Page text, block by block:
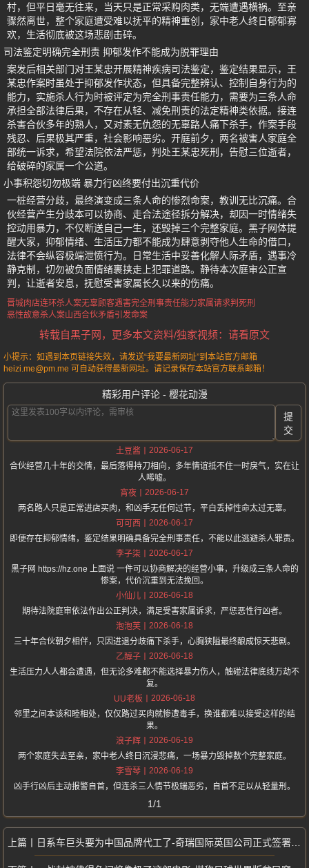
村，但平日毫无往来，当天只是正常采购肉类，无端遭遇横祸。至亲
骤然离世，整个家庭遭受难以抚平的精神重创，家中老人终日郁郁寡
欢，生活彻底被这场悲剧击碎。
司法鉴定明确完全刑责 抑郁发作不能成为脱罪理由
案发后相关部门对王某忠开展精神疾病司法鉴定，鉴定结果显示，王
某忠作案时虽处于抑郁发作状态，但具备完整辨认、控制自身行为的
能力，实施杀人行为时被评定为完全刑事责任能力，需要为三条人命
承担全部法律后果，不存在从轻、减免刑责的法定精神类依据。接连
杀害合伙多年的熟人，又对素无仇怨的无辜路人痛下杀手，作案手段
残忍、后果极其严重，社会影响恶劣。开庭前夕，两名被害人家庭全
部统一诉求，希望法院依法严惩，判处王某忠死刑，告慰三位逝者，
给破碎的家属一个公道。
小事积怨切勿极端 暴力行凶终要付出沉重代价
一桩经营分歧，最终演变成三条人命的惨烈命案，教训无比沉痛。合
伙经营产生分歧本可以协商、走合法途径拆分解决，却因一时情绪失
控动用暴力，不仅断送自己一生，还毁掉三个完整家庭。黑子网体提
醒大家，抑郁情绪、生活压力都不能成为肆意剥夺他人生命的借口，
法律不会纵容极端泄愤行为。日常生活中妥善化解人际矛盾，遇事冷
静克制，切勿被负面情绪裹挟走上犯罪道路。静待本次庭审公正宣
判，让逝者安息，抚慰受害家属长久以来的伤痛。
晋城肉店连环杀人案无辜顾客遇害完全刑事责任能力家属请求判死刑
恶性故意杀人案山西合伙矛盾引发命案
转载自黑子网，更多本文资料/独家视频：请看原文
小提示：如遇到本页链接失效，请发送“我要最新网址”到本站官方邮箱
heizi.me@pm.me 可自动获得最新网址。请记录保存本站官方联系邮箱！
精彩用户评论 - 樱花动漫
提
交
土豆酱
2026-06-17
合伙经营几十年的交情，最后落得持刀相向，多年情谊抵不住一时戾气，实在让
人唏嘘。
宵夜
2026-06-17
两名路人只是正常进店买肉，和凶手无任何过节，平白丢掉性命太过无辜。
可可西
2026-06-17
即便存在抑郁情绪，鉴定结果明确具备完全刑事责任，不能以此逃避杀人罪责。
李子柒
2026-06-17
黑子网 https://hz.one 上面说 一件可以协商解决的经营小事，升级成三条人命的
惨案，代价沉重到无法挽回。
小仙儿
2026-06-18
期待法院庭审依法作出公正判决，满足受害家属诉求，严惩恶性行凶者。
泡泡芙
2026-06-18
三十年合伙朝夕相伴，只因进退分歧痛下杀手，心胸狭隘最终酿成惊天悲剧。
乙醇子
2026-06-18
生活压力人人都会遭遇，但无论多难都不能选择暴力伤人，触碰法律底线万劫不
复。
UU老板
2026-06-18
邻里之间本该和睦相处，仅仅路过买肉就惨遭毒手，换谁都难以接受这样的结
果。
浪子辉
2026-06-19
两个家庭失去至亲，家中老人终日沉浸悲痛，一场暴力毁掉数个完整家庭。
李雪琴
2026-06-19
凶手行凶后主动报警自首，但连杀三人情节极端恶劣，自首不足以从轻量刑。
1/1
日系车巨头要为中国品牌代工了-奇瑞国际英国公司正式签署非约束性合作